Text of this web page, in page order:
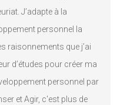
J’adapte à la
personnel la
raisonnements que j’ai
d’études pour créer ma
personnel par
et Agir, c'est plus de